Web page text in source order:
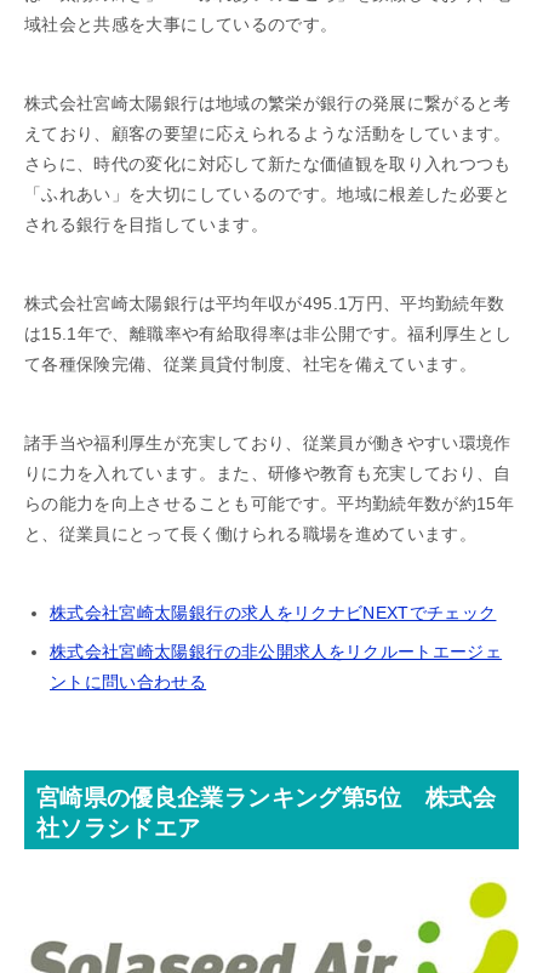
域社会と共感を大事にしているのです。
株式会社宮崎太陽銀行は地域の繁栄が銀行の発展に繋がると考
えており、顧客の要望に応えられるような活動をしています。
さらに、時代の変化に対応して新たな価値観を取り入れつつも
「ふれあい」を大切にしているのです。地域に根差した必要と
される銀行を目指しています。
株式会社宮崎太陽銀行は平均年収が495.1万円、平均勤続年数
は15.1年で、離職率や有給取得率は非公開です。福利厚生とし
て各種保険完備、従業員貸付制度、社宅を備えています。
諸手当や福利厚生が充実しており、従業員が働きやすい環境作
りに力を入れています。また、研修や教育も充実しており、自
らの能力を向上させることも可能です。平均勤続年数が約15年
と、従業員にとって長く働けられる職場を進めています。
株式会社宮崎太陽銀行の求人をリクナビNEXTでチェック
株式会社宮崎太陽銀行の非公開求人をリクルートエージェ
ントに問い合わせる
宮崎県の優良企業ランキング第5位 株式会
社ソラシドエア